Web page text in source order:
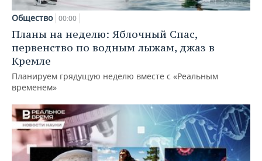
Общество 00:00
Планы на неделю: Яблочный Спас,
первенство по водным лыжам, джаз в
Кремле
Планируем грядущую неделю вместе с «Реальным
временем»